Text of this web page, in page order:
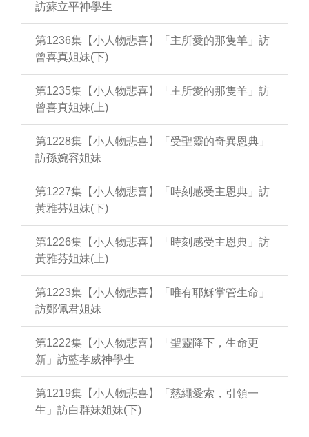
訪蘇立平神學生
第1236集【小人物悲喜】「主所愛的那隻羊」訪
曾喜真姐妹(下)
第1235集【小人物悲喜】「主所愛的那隻羊」訪
曾喜真姐妹(上)
第1228集【小人物悲喜】「受聖靈的奇異恩典」
訪孫婉容姐妹
第1227集【小人物悲喜】「時刻感受主恩典」訪
黃雅芬姐妹(下)
第1226集【小人物悲喜】「時刻感受主恩典」訪
黃雅芬姐妹(上)
第1223集【小人物悲喜】「唯有耶穌掌管生命」
訪鄭佩君姐妹
第1222集【小人物悲喜】「聖靈降下，生命更
新」訪藍孝威神學生
第1219集【小人物悲喜】「慈繩愛索，引領一
生」訪白群妹姐妹(下)